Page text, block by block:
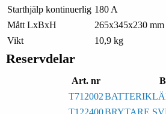
Starthjälp kontinuerlig 180 A
Mått LxBxH
265x345x230 mm
Vikt
10,9 kg
Reservdelar
Art. nr
T712002